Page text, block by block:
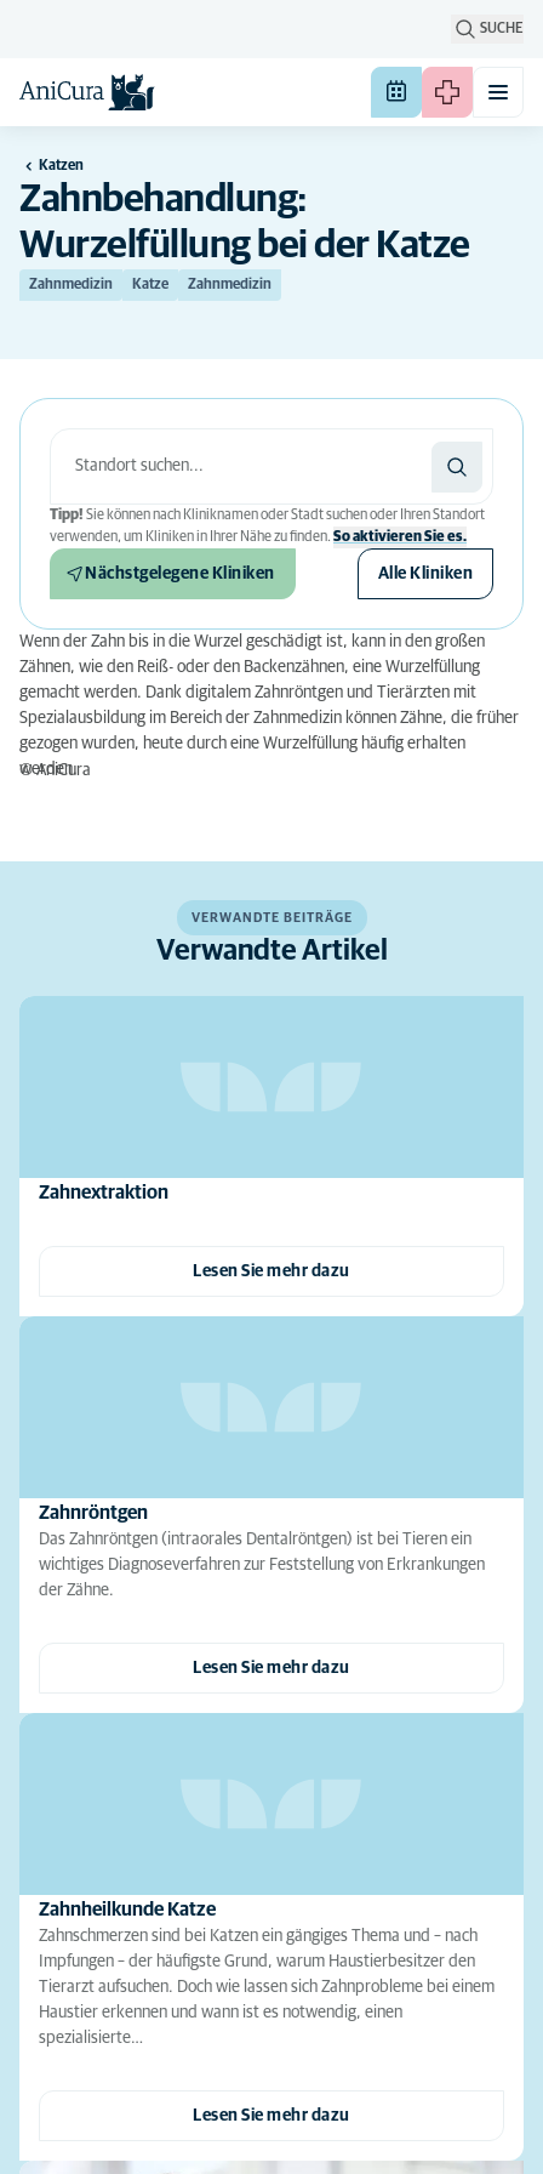
SUCHE
Katzen
Zahnbehandlung:
Wurzelfüllung bei der Katze
Zahnmedizin Katze Zahnmedizin
Tipp! Sie können nach Kliniknamen oder Stadt suchen oder Ihren Standort
verwenden, um Kliniken in Ihrer Nähe zu finden. So aktivieren Sie es.
Nächstgelegene Kliniken Alle Kliniken
Wenn der Zahn bis in die Wurzel geschädigt ist, kann in den großen
Zähnen, wie den Reiß- oder den Backenzähnen, eine Wurzelfüllung
gemacht werden. Dank digitalem Zahnröntgen und Tierärzten mit
Spezialausbildung im Bereich der Zahnmedizin können Zähne, die früher
gezogen wurden, heute durch eine Wurzelfüllung häufig erhalten
werden.
© AniCura
VERWANDTE BEITRÄGE
Verwandte Artikel
Zahnextraktion
Lesen Sie mehr dazu
Zahnröntgen
Das Zahnröntgen (intraorales Dentalröntgen) ist bei Tieren ein
wichtiges Diagnoseverfahren zur Feststellung von Erkrankungen
der Zähne.
Lesen Sie mehr dazu
Zahnheilkunde Katze
Zahnschmerzen sind bei Katzen ein gängiges Thema und – nach
Impfungen – der häufigste Grund, warum Haustierbesitzer den
Tierarzt aufsuchen. Doch wie lassen sich Zahnprobleme bei einem
Haustier erkennen und wann ist es notwendig, einen
spezialisierte…
Lesen Sie mehr dazu